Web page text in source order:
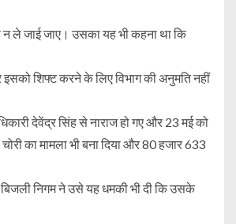
जाई जाए। उसका यह भी कहना था कि
शिफ्ट करने के लिए विभाग की अनुमति नहीं
देवेंद्र सिंह से नाराज हो गए और 23 मई को
का मामला भी बना दिया और 80 हजार 633
बिजली निगम ने उसे यह धमकी भी दी कि उसके